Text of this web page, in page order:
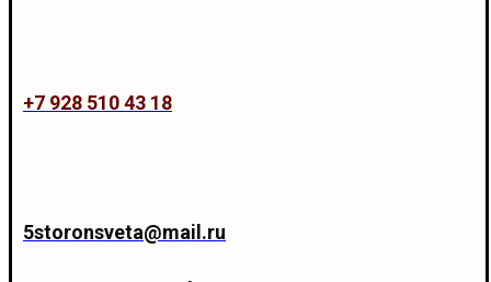
+7 928 510 43 18
5storonsveta@mail.ru